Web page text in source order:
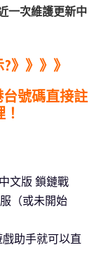
一次維護更新中
》》》》
號碼直接註
文版 鎖鏈戰
（或未開始
助手就可以直